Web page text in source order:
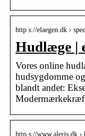
http s://elaegen.dk ›
Hudlæge |
Vores online
hudsygdomme
blandt andet:
http s://www.aleris.dk ›